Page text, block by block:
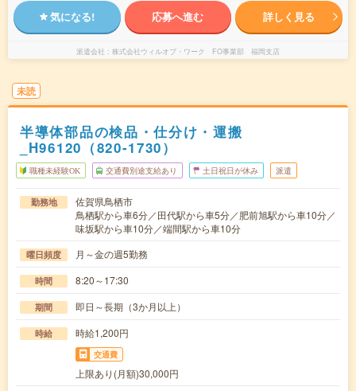
気になる! 応募へ進む 詳しく見る
派遣会社 株式会社ウィルオブ・ワーク FO事業部 福岡支店
未読
半導体部品の検品・仕分け・運搬
_H96120（820-1730）
職種未経験OK 交通費別途支給あり 土日祝日が休み 派遣
勤務地
佐賀県鳥栖市
鳥栖駅から車6分／田代駅から車5分／肥前旭駅から車10分／
味坂駅から車10分／端間駅から車10分
曜日頻度 月～金の週5勤務
時間 8:20～17:30
期間 即日～長期（3か月以上）
時給 時給1,200円
交通費
上限あり(月額)30,000円